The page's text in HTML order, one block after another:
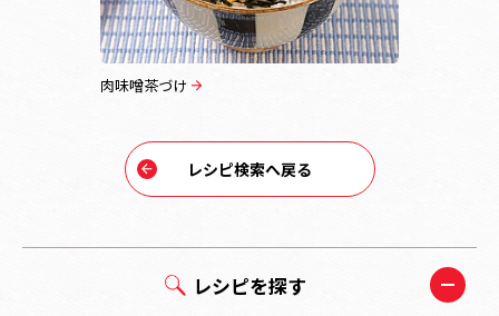
レシピを探す
肉味噌茶づけ
レシピ検索へ戻る